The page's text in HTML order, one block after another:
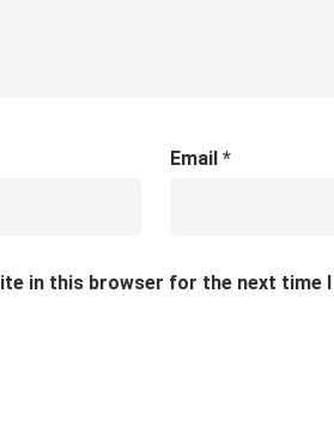
Email *
in this browser for the next time